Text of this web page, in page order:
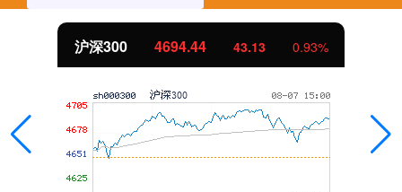
北证50 1134.24 11.37